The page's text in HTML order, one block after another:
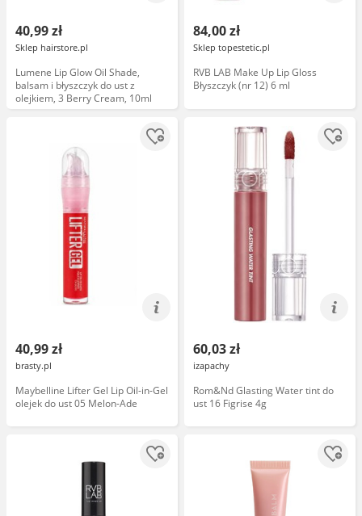
40,99 zł
Sklep hairstore.pl
Lumene Lip Glow Oil Shade,
balsam i błyszczyk do ust z
olejkiem, 3 Berry Cream, 10ml
84,00 zł
Sklep topestetic.pl
RVB LAB Make Up Lip Gloss
Błyszczyk (nr 12) 6 ml
40,99 zł
brasty.pl
Maybelline Lifter Gel Lip Oil-in-Gel
olejek do ust 05 Melon-Ade
60,03 zł
izapachy
Rom&Nd Glasting Water tint do
ust 16 Figrise 4g